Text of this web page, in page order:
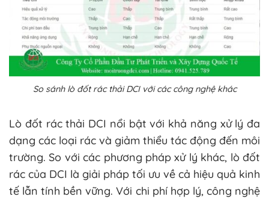
So sánh lò đốt rác thải DCI với các công nghệ khác
Lò đốt rác thải DCI nổi bật với khả năng xử lý đa
dạng các loại rác và giảm thiểu tác động đến môi
trường. So với các phương pháp xử lý khác, lò đốt
rác của DCI là giải pháp tối ưu về cả hiệu quả kinh
tế lẫn tính bền vững. Với chi phí hợp lý, công nghệ